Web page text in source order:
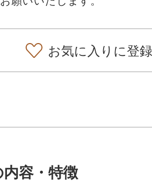
お気に入りに登録
容・特徴